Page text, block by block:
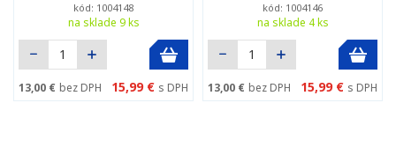
kód: 1004148
na sklade 9 ks
13,00 € bez DPH 15,99 € s DPH
kód: 1004146
na sklade 4 ks
13,00 € bez DPH 15,99 € s DPH